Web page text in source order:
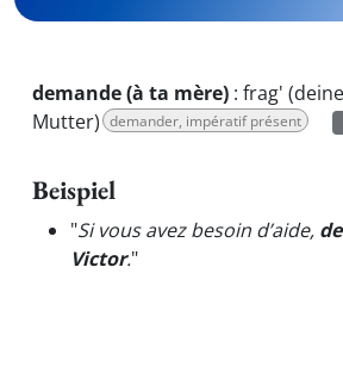
demande (à ta mère) : frag' (deine
Mutter) demander, impératif présent
Beispiel
"Si vous avez besoin d’aide,
Victor."